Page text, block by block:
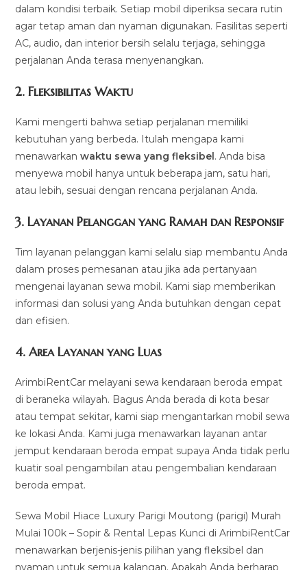
dalam kondisi terbaik. Setiap mobil diperiksa secara rutin
agar tetap aman dan nyaman digunakan. Fasilitas seperti
AC, audio, dan interior bersih selalu terjaga, sehingga
perjalanan Anda terasa menyenangkan.
2.Fleksibilitas Waktu
Kami mengerti bahwa setiap perjalanan memiliki
kebutuhan yang berbeda. Itulah mengapa kami
menawarkanwaktu sewa yang fleksibel. Anda bisa
menyewa mobil hanya untuk beberapa jam, satu hari,
atau lebih, sesuai dengan rencana perjalanan Anda.
3.Layanan Pelanggan yang Ramah dan Responsif
Tim layanan pelanggan kami selalu siap membantu Anda
dalam proses pemesanan atau jika ada pertanyaan
mengenai layanan sewa mobil. Kami siap memberikan
informasi dan solusi yang Anda butuhkan dengan cepat
dan efisien.
4.Area Layanan yang Luas
ArimbiRentCar melayani sewa kendaraan beroda empat
di beraneka wilayah. Bagus Anda berada di kota besar
atau tempat sekitar, kami siap mengantarkan mobil sewa
ke lokasi Anda. Kami juga menawarkan layanan antar
jemput kendaraan beroda empat supaya Anda tidak perlu
kuatir soal pengambilan atau pengembalian kendaraan
beroda empat.
Sewa Mobil Hiace Luxury Parigi Moutong (parigi) Murah
Mulai 100k – Sopir & Rental Lepas Kunci di ArimbiRentCar
menawarkan berjenis-jenis pilihan yang fleksibel dan
nyaman untuk semua kalangan. Apakah Anda berharap